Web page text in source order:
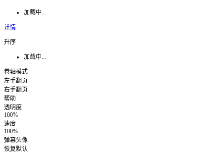
加载中...
详情
升序
加载中...
卷轴模式
左手翻页
右手翻页
帮助
透明度
100%
速度
100%
弹幕头像
恢复默认